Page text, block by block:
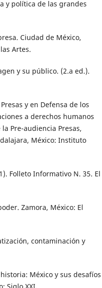
y política de las grandes
Ciudad de México,
Artes.
y su público. (2.a ed.).
y en Defensa de los
a derechos humanos
Pre-audiencia Presas,
México: Instituto
Folleto Informativo N. 35. El
Zamora, México: El
contaminación y
México y sus desafíos